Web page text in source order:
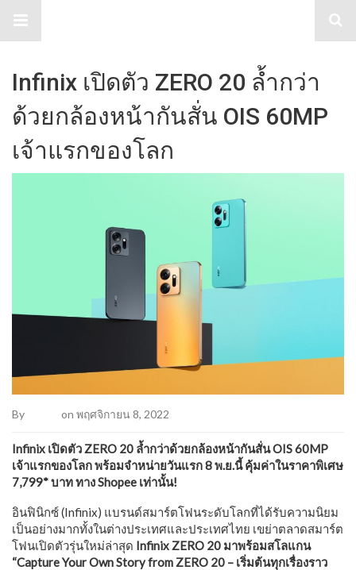
Infinix เปิดตัว ZERO 20 ล้ำกว่า
ด้วยกล้องหน้ากันสั่น OIS 60MP
เจ้าแรกของโลก
By on พฤศจิกายน 8, 2022
Infinix เปิดตัว ZERO 20 ล้ำกว่าด้วยกล้องหน้ากันสั่น OIS 60MP
เจ้าแรกของโลก​ พร้อมจำหน่ายวันแรก 8 พ.ย.นี้ คุ้มค่าในราคาพิเศษ
7,799* บาท ทาง Shopee เท่านั้น!
อินฟินิกซ์ (Infinix) แบรนด์สมาร์ตโฟนระดับโลกที่ได้รับความนิยม
เป็นอย่างมากทั้งในต่างประเทศและประเทศไทย เขย่าตลาดสมาร์ต
โฟนเปิดตัวรุ่นใหม่ล่าสุด Infinix ZERO 20 มาพร้อมสโลแกน
“Capture Your Own Story from ZERO 20 – เริ่มต้นทุกเรื่องราว